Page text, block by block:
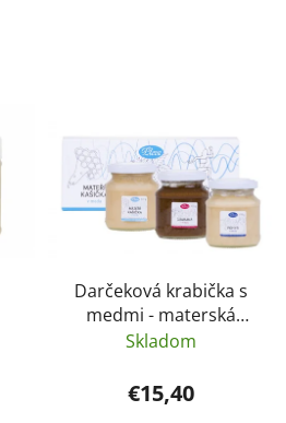
Darčeková krabička s
medmi - materská
kašička, guarana a
g - Pleva
Skladom
€15,40